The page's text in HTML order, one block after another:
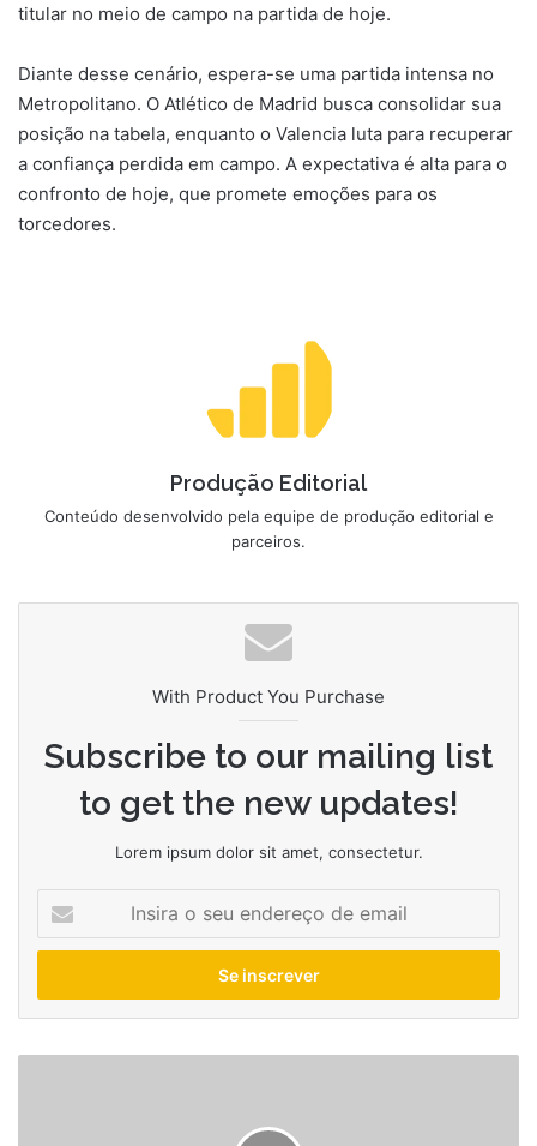
titular no meio de campo na partida de hoje.
Diante desse cenário, espera-se uma partida intensa no
Metropolitano. O Atlético de Madrid busca consolidar sua
posição na tabela, enquanto o Valencia luta para recuperar
a confiança perdida em campo. A expectativa é alta para o
confronto de hoje, que promete emoções para os
torcedores.
Produção Editorial
Conteúdo desenvolvido pela equipe de produção editorial e
parceiros.
With Product You Purchase
Subscribe to our mailing list
to get the new updates!
Lorem ipsum dolor sit amet, consectetur.
seu
de
email